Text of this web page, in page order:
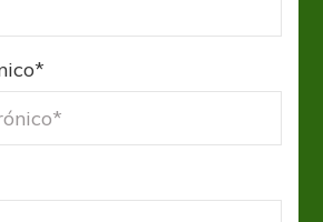
*